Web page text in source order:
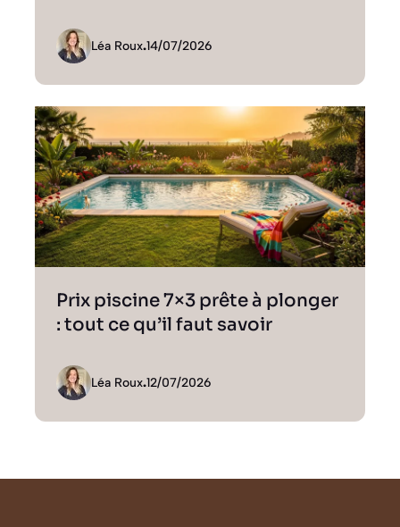
Léa Roux.14/07/2026
Prix piscine 7×3 prête à plonger
: tout ce qu’il faut savoir
Léa Roux.12/07/2026